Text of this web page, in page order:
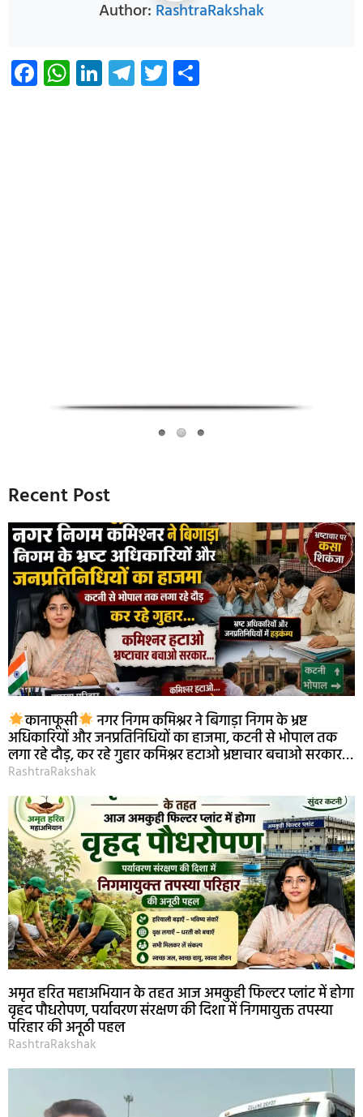
Author: RashtraRakshak
Facebook
WhatsApp
LinkedIn
Telegram
Twitter
Recent Post
कानाफूसी नगर निगम कमिश्नर ने बिगाड़ा निगम के भ्रष्ट
अधिकारियों और जनप्रतिनिधियों का हाजमा, कटनी से भोपाल तक
लगा रहे दौड़, कर रहे गुहार कमिश्नर हटाओ भ्रष्टाचार बचाओ सरकार…
RashtraRakshak
अमृत हरित महाअभियान के तहत आज अमकुही फिल्टर प्लांट में होगा
वृहद पौधरोपण, पर्यावरण संरक्षण की दिशा में निगमायुक्त तपस्या
परिहार की अनूठी पहल
RashtraRakshak